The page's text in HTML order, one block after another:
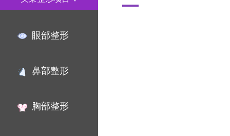
眼部整形
鼻部整形
胸部整形